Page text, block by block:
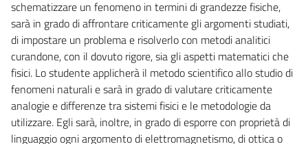
schematizzare un fenomeno in termini di grandezze fisiche,
sarà in grado di affrontare criticamente gli argomenti studiati,
di impostare un problema e risolverlo con metodi analitici
curandone, con il dovuto rigore, sia gli aspetti matematici che
fisici. Lo studente applicherà il metodo scientifico allo studio di
fenomeni naturali e sarà in grado di valutare criticamente
analogie e differenze tra sistemi fisici e le metodologie da
utilizzare. Egli sarà, inoltre, in grado di esporre con proprietà di
linguaggio ogni argomento di elettromagnetismo, di ottica o